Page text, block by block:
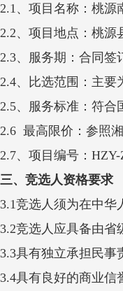
2.1、项目名称： 桃源
2.2、项目地点： 桃源
2.3、服务期： 合同签
2.4、比选范围： 主要
2.5、服务标准： 符合
2.6 最高限价： 参照
2.7、项目编号： HZY-
三、 竞选人资格要求
3.1竞选人须为在中华
3.2竞选人应具备由省
3.3具有独立承担民事
3.4具有良好的商业信